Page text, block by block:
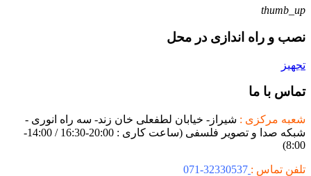
thumb_up
نصب و راه اندازی در محل
تجهیز
تماس با ما
شعبه مرکزی : شیراز- خیابان لطفعلی خان زند- سه راه انوری -
شبکه صدا و تصویر فلسفی (ساعت کاری : 20:00-16:30 / 14:00-
8:00)
تلفن تماس : 32330537-071